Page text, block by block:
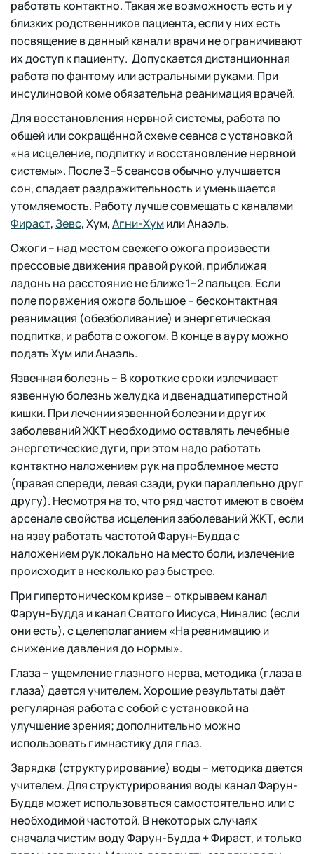
работать контактно. Такая же возможность есть и у
близких родственников пациента, если у них есть
посвящение в данный канал и врачи не ограничивают
их доступ к пациенту. Допускается дистанционная
работа по фантому или астральными руками. При
инсулиновой коме обязательна реанимация врачей.
Для восстановления нервной системы, работа по
общей или сокращённой схеме сеанса с установкой
«на исцеление, подпитку и восстановление нервной
системы». После 3–5 сеансов обычно улучшается
сон, спадает раздражительность и уменьшается
утомляемость. Работу лучше совмещать с каналами
Фираст,Зевс, Хум,Агни-Хумили Анаэль.
Ожоги – над местом свежего ожога произвести
прессовые движения правой рукой, приближая
ладонь на расстояние не ближе 1–2 пальцев. Если
поле поражения ожога большое – бесконтактная
реанимация (обезболивание) и энергетическая
подпитка, и работа с ожогом. В конце в ауру можно
подать Хум или Анаэль.
Язвенная болезнь – В короткие сроки излечивает
язвенную болезнь желудка и двенадцатиперстной
кишки. При лечении язвенной болезни и других
заболеваний ЖКТ необходимо оставлять лечебные
энергетические дуги, при этом надо работать
контактно наложением рук на проблемное место
(правая спереди, левая сзади, руки параллельно друг
другу). Несмотря на то, что ряд частот имеют в своём
арсенале свойства исцеления заболеваний ЖКТ, если
на язву работать частотой Фарун-Будда с
наложением рук локально на место боли, излечение
происходит в несколько раз быстрее.
При гипертоническом кризе – открываем канал
Фарун-Будда и канал Святого Иисуса, Ниналис (если
они есть), с целеполаганием «На реанимацию и
снижение давления до нормы».
Глаза – ущемление глазного нерва, методика (глаза в
глаза) дается учителем. Хорошие результаты даёт
регулярная работа с собой с установкой на
улучшение зрения; дополнительно можно
использовать гимнастику для глаз.
Зарядка (структурирование) воды – методика дается
учителем. Для структурирования воды канал Фарун-
Будда может использоваться самостоятельно или с
необходимой частотой. В некоторых случаях
сначала чистим воду Фарун-Будда + Фираст, и только